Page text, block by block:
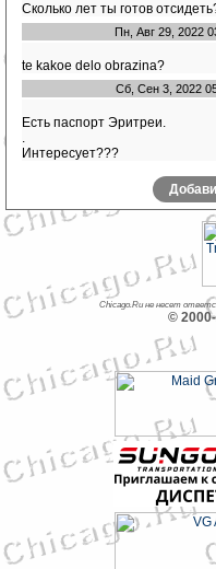
Сколько лет ты готов
Пн, Авг 29, 2022
te kakoe delo obrazina?
Сб, Сен 3, 2022
Есть паспорт Эритреи.
.
Интересует???
Chicago.Ru не несет
©